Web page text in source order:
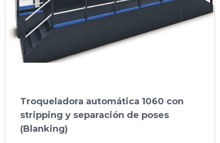
Troqueladora automática 1060 con
stripping y separación de poses
(Blanking)